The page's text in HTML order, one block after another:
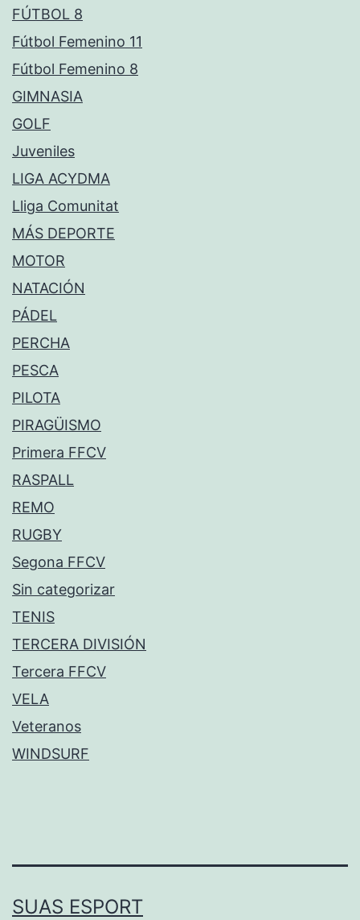
FÚTBOL 8
Fútbol Femenino 11
Fútbol Femenino 8
GIMNASIA
GOLF
Juveniles
LIGA ACYDMA
Lliga Comunitat
MÁS DEPORTE
MOTOR
NATACIÓN
PÁDEL
PERCHA
PESCA
PILOTA
PIRAGÜISMO
Primera FFCV
RASPALL
REMO
RUGBY
Segona FFCV
Sin categorizar
TENIS
TERCERA DIVISIÓN
Tercera FFCV
VELA
Veteranos
WINDSURF
SUAS ESPORT